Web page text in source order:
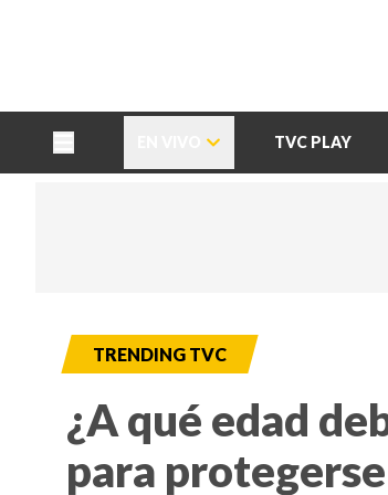
TVC PLAY
TRENDING TVC
¿A qué edad
para